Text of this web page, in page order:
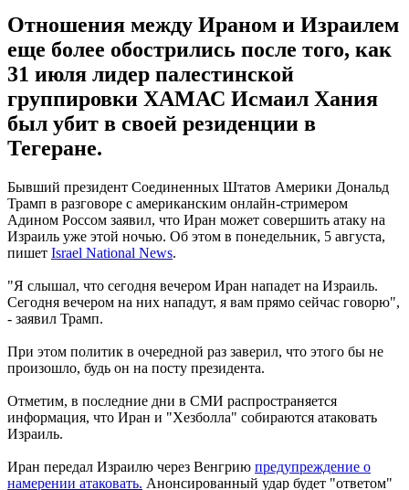
Отношения между Ираном и Израилем
еще более обострились после того, как
31 июля лидер палестинской
группировки ХАМАС Исмаил Хания
был убит в своей резиденции в
Тегеране.
Бывший президент Соединенных Штатов Америки Дональд
Трамп в разговоре с американским онлайн-стримером
Адином Россом заявил, что Иран может совершить атаку на
Израиль уже этой ночью. Об этом в понедельник, 5 августа,
пишет Israel National News.
"Я слышал, что сегодня вечером Иран нападет на Израиль.
Сегодня вечером на них нападут, я вам прямо сейчас говорю",
- заявил Трамп.
При этом политик в очередной раз заверил, что этого бы не
произошло, будь он на посту президента.
Отметим, в последние дни в СМИ распространяется
информация, что Иран и "Хезболла" собираются атаковать
Израиль.
Иран передал Израилю через Венгрию предупреждение о
намерении атаковать. Анонсированный удар будет "ответом"